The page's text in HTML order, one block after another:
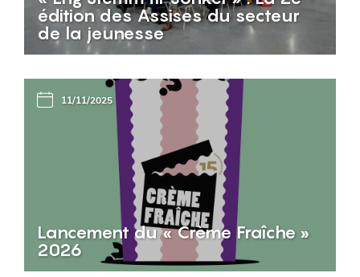
édition des Assises du secteur
de la jeunesse
11/11/2025
Lancement du « Crème Fraîche »
2026